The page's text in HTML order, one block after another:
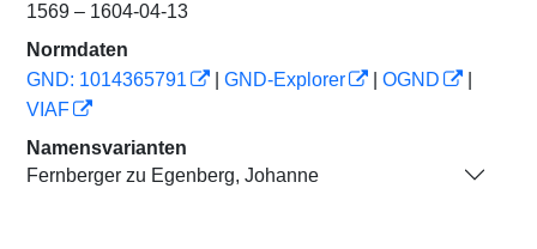
1569 – 1604-04-13
Normdaten
GND: 1014365791
GND-Explorer OGND
VIAF
Namensvarianten
Fernberger zu Egenberg, Johanne